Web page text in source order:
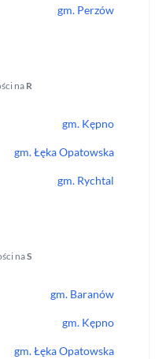
gm. Perzów
na R
gm. Kępno
gm.Łęka Opatowska
gm. Rychtal
naS
gm. Baranów
gm. Kępno
gm.Łęka Opatowska